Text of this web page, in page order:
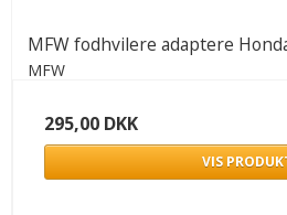
MFW fodhvilere adaptere
MFW
295,00 DKK
VIS